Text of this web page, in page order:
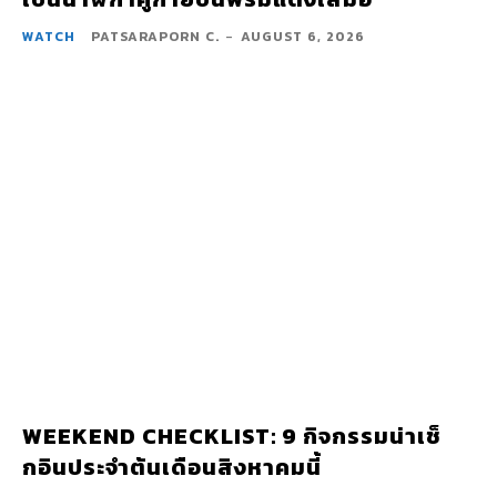
WATCH PATSARAPORN C. - AUGUST 6, 2026
WEEKEND CHECKLIST: 9 กิจกรรมน่าเช็
กอินประจำต้นเดือนสิงหาคมนี้